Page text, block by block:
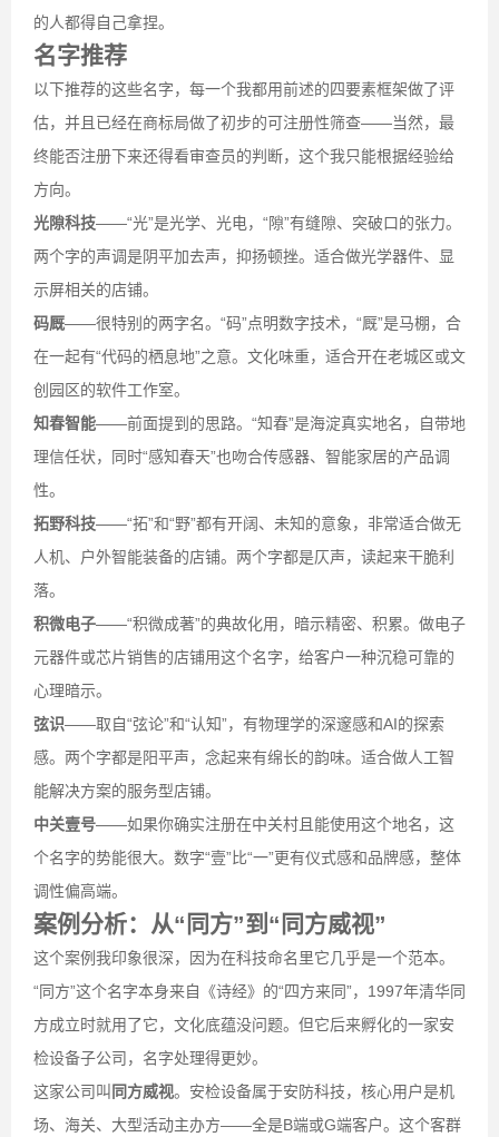
的人都得自己拿捏。
名字推荐
以下推荐的这些名字，每一个我都用前述的四要素框架做了评
估，并且已经在商标局做了初步的可注册性筛查——当然，最
终能否注册下来还得看审查员的判断，这个我只能根据经验给
方向。
光隙科技——“光”是光学、光电，“隙”有缝隙、突破口的张力。
两个字的声调是阴平加去声，抑扬顿挫。适合做光学器件、显
示屏相关的店铺。
码厩——很特别的两字名。“码”点明数字技术，“厩”是马棚，合
在一起有“代码的栖息地”之意。文化味重，适合开在老城区或文
创园区的软件工作室。
知春智能——前面提到的思路。“知春”是海淀真实地名，自带地
理信任状，同时“感知春天”也吻合传感器、智能家居的产品调
性。
拓野科技——“拓”和“野”都有开阔、未知的意象，非常适合做无
人机、户外智能装备的店铺。两个字都是仄声，读起来干脆利
落。
积微电子——“积微成著”的典故化用，暗示精密、积累。做电子
元器件或芯片销售的店铺用这个名字，给客户一种沉稳可靠的
心理暗示。
弦识——取自“弦论”和“认知”，有物理学的深邃感和AI的探索
感。两个字都是阳平声，念起来有绵长的韵味。适合做人工智
能解决方案的服务型店铺。
中关壹号——如果你确实注册在中关村且能使用这个地名，这
个名字的势能很大。数字“壹”比“一”更有仪式感和品牌感，整体
调性偏高端。
案例分析：从“同方”到“同方威视”
这个案例我印象很深，因为在科技命名里它几乎是一个范本。
“同方”这个名字本身来自《诗经》的“四方来同”，1997年清华同
方成立时就用了它，文化底蕴没问题。但它后来孵化的一家安
检设备子公司，名字处理得更妙。
这家公司叫 同方威视。安检设备属于安防科技，核心用户是机
场、海关、大型活动主办方——全是B端或G端客户。这个客群